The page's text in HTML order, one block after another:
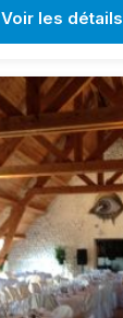
Voir les détails